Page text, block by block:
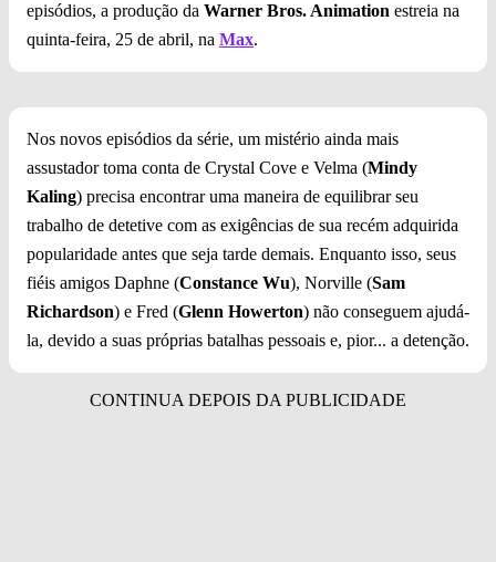
episódios, a produção da Warner Bros. Animation estreia na
quinta-feira, 25 de abril, na Max.
Nos novos episódios da série, um mistério ainda mais
assustador toma conta de Crystal Cove e Velma (Mindy
Kaling) precisa encontrar uma maneira de equilibrar seu
trabalho de detetive com as exigências de sua recém adquirida
popularidade antes que seja tarde demais. Enquanto isso, seus
fiéis amigos Daphne (Constance Wu), Norville (Sam
Richardson) e Fred (Glenn Howerton) não conseguem ajudá-
la, devido a suas próprias batalhas pessoais e, pior... a detenção.